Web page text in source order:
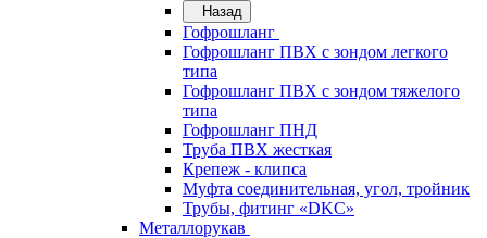
Назад
Гофрошланг
Гофрошланг ПВХ с зондом легкого
типа
Гофрошланг ПВХ с зондом тяжелого
типа
Гофрошланг ПНД
Труба ПВХ жесткая
Крепеж - клипса
Муфта соединительная, угол, тройник
Трубы, фитинг «DKC»
Металлорукав